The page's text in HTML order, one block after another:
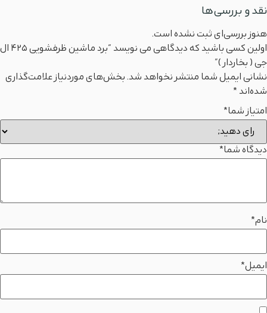
نقد و بررسی‌ها
هنوز بررسی‌ای ثبت نشده است.
اولین کسی باشید که دیدگاهی می نویسد “برد ماشین ظرفشویی 425 ال
جی ( بخاردار )”
نشانی ایمیل شما منتشر نخواهد شد.بخش‌های موردنیاز علامت‌گذاری
شده‌اند *
امتیاز شما*
دیدگاه شما*
نام*
ایمیل*